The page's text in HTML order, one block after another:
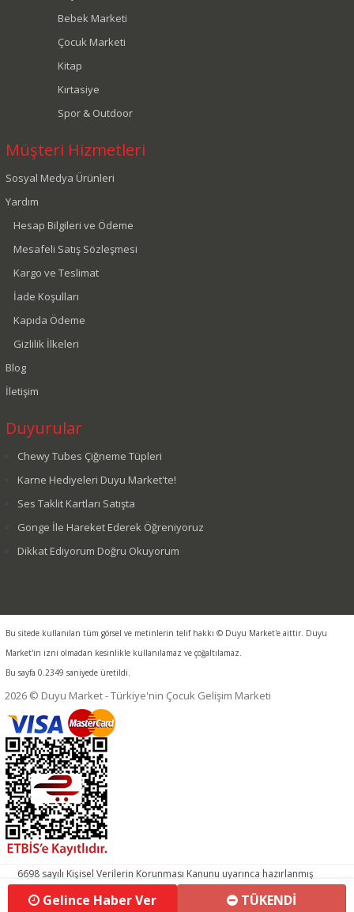
Gelince Haber Ver TÜKENDİ
Bebek Marketi
Çocuk Marketi
Kitap
Kırtasiye
Spor & Outdoor
Müşteri Hizmetleri
Sosyal Medya Ürünleri
Yardım
Hesap Bilgileri ve Ödeme
Mesafeli Satış Sözleşmesi
Kargo ve Teslimat
İade Koşulları
Kapıda Ödeme
Gizlilik İlkeleri
Blog
İletişim
Duyurular
Chewy Tubes Çiğneme Tüpleri
Karne Hediyeleri Duyu Market'te!
Ses Taklit Kartları Satışta
Gonge İle Hareket Ederek Öğreniyoruz
Dikkat Ediyorum Doğru Okuyorum
Bu sitede kullanılan tüm görsel ve metinlerin telif hakkı © Duyu Market'e aittir. Duyu
Market'in izni olmadan kesinlikle kullanılamaz ve çoğaltılamaz.
Bu sayfa 0.2349 saniyede üretildi.
2026 © Duyu Market - Türkiye'nin Çocuk Gelişim Marketi
6698 sayılı Kişisel Verilerin Korunması Kanunu uyarınca hazırlanmış
aydınlatma metnimizi okumak ve sitemizde ilgili mevzuata uygun